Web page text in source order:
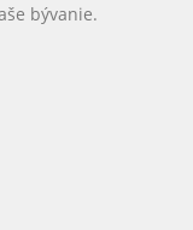
bývanie.